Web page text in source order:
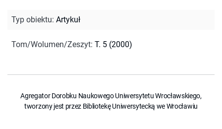
Typ obiektu: Artykuł
Tom/Wolumen/Zeszyt: T. 5 (2000)
Agregator Dorobku Naukowego Uniwersytetu Wrocławskiego,
tworzony jest przez Bibliotekę Uniwersytecką we Wrocławiu